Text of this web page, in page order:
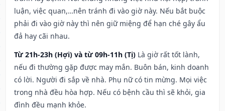
luận, việc quan,…nên tránh đi vào giờ này. Nếu bắt buộc
phải đi vào giờ này thì nên giữ miệng để hạn ché gây ẩu
đả hay cãi nhau.
Từ 21h-23h (Hợi) và từ 09h-11h (Tị) Là giờ rất tốt lành,
nếu đi thường gặp được may mắn. Buôn bán, kinh doanh
có lời. Người đi sắp về nhà. Phụ nữ có tin mừng. Mọi việc
trong nhà đều hòa hợp. Nếu có bệnh cầu thì sẽ khỏi, gia
đình đều mạnh khỏe.